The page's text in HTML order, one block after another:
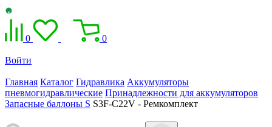
0 0
Войти
Главная Каталог Гидравлика Аккумуляторы
пневмогидравлические Принадлежности для аккумуляторов
Запасные баллоны S S3F-C22V - Ремкомплект